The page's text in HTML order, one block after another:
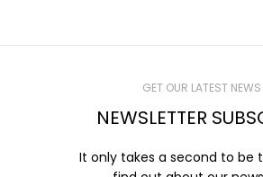
GET OUR LATEST NEWS
NEWSLETTER
It only takes a second to be